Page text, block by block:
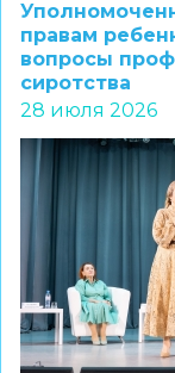
–
правам
вопросы
сиротства
28 июля 2026